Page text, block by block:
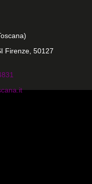
Firenze, 50127